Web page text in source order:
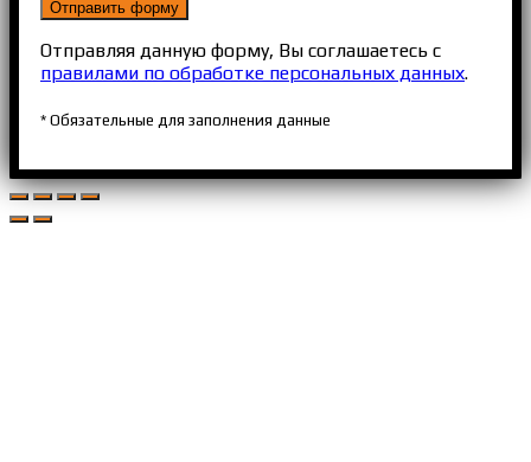
Отправляя данную форму, Вы соглашаетесь с
правилами по обработке персональных данных.
* Обязательные для заполнения данные